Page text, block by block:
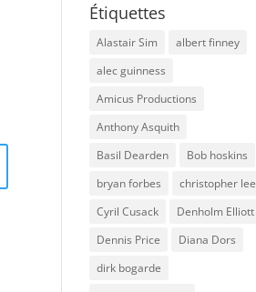
Étiquettes
Alastair Sim
albert finney
alec guinness
Amicus Productions
Anthony Asquith
Basil Dearden
Bob hoskins
bryan forbes
christopher lee
Cyril Cusack
Denholm Elliott
Dennis Price
Diana Dors
dirk bogarde